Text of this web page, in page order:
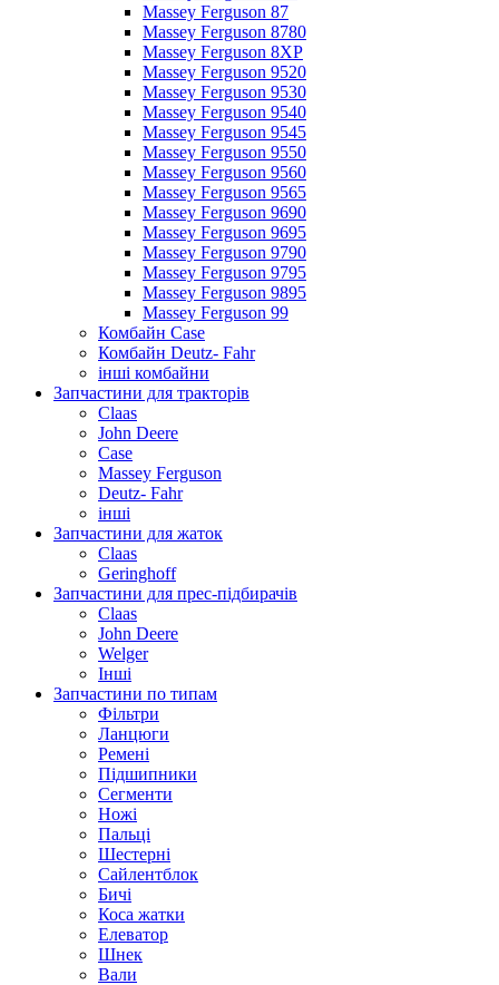
Massey Ferguson 87
Massey Ferguson 8780
Massey Ferguson 8XP
Massey Ferguson 9520
Massey Ferguson 9530
Massey Ferguson 9540
Massey Ferguson 9545
Massey Ferguson 9550
Massey Ferguson 9560
Massey Ferguson 9565
Massey Ferguson 9690
Massey Ferguson 9695
Massey Ferguson 9790
Massey Ferguson 9795
Massey Ferguson 9895
Massey Ferguson 99
Комбайн Case
Комбайн Deutz- Fahr
інші комбайни
Запчастини для тракторів
Claas
John Deere
Case
Massey Ferguson
Deutz- Fahr
інші
Запчастини для жаток
Claas
Geringhoff
Запчастини для прес-підбирачів
Claas
John Deere
Welger
Інші
Запчастини по типам
Фільтри
Ланцюги
Ремені
Підшипники
Сегменти
Ножі
Пальці
Шестерні
Сайлентблок
Бичі
Коса жатки
Елеватор
Шнек
Вали